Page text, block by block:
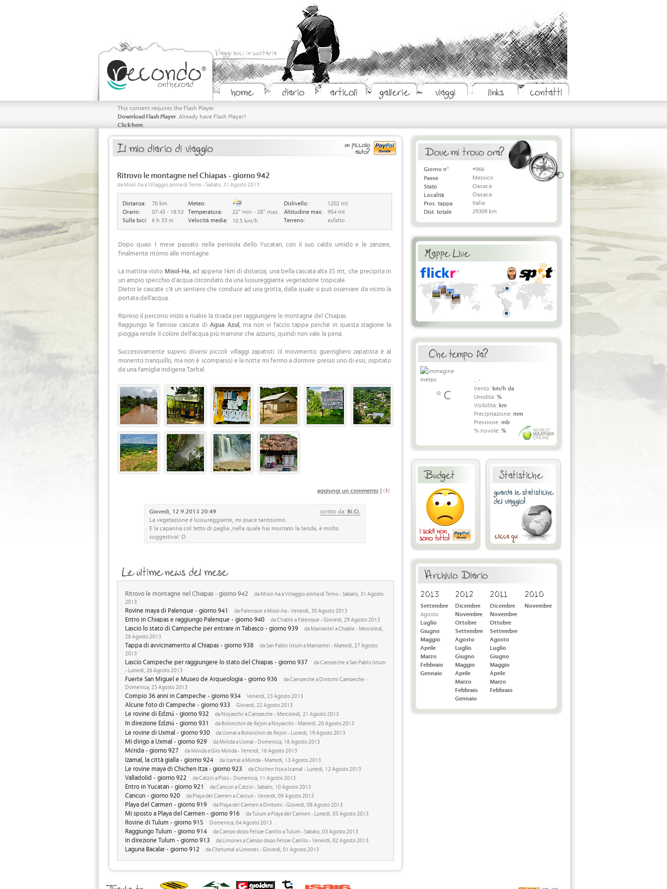
Viaggi bici in solitaria
This content requires the Flash Player.
Download Flash Player. Already have Flash Player?
Click here.
Ritrovo le montagne nel Chiapas - giorno 942
da Misol-ha a Villaggio prima di Temo - Sabato, 31 Agosto 2013
Distanza:
Orario:
Sulla bici:
70 km
07:45 - 18:53
6 h 33 m
Meteo:
Temperatura:
Velocità media:
22° min - 28° max.
10.5 km/h
Dislivello:
Altitudine max:
Terreno:
1202 mt
954 mt
asfalto
Dopo quasi 1 mese passato nella penisola dello Yucatan, con il suo caldo umido e le zanzare,
finalmente ritorno alle montagne.
La mattina visito Misol-Ha , ad appena 1km di distanza, una bella cascata alta 35 mt, che precipita in
un ampio specchio d'acqua circondato da una lussureggiante vegetazione tropicale.
Dietro le cascate c'è un sentiero che conduce ad una grotta, dalla quale si può osservare da vicino la
portata dell'acqua.
Ripreso il percorso inizio a risalire la strada per raggiungere le montagne del Chiapas.
Raggiungo le famose cascate di Agua Azul, ma non vi faccio tappa perchè in questa stagione la
pioggia rende il colore dell'acqua più marrone che azzurro, quindi non vale la pena.
Successivamente supero diversi piccoli villaggi zapatisti (il movimento guerrigliero zapatista è al
monento tranquillo, ma non è scomparso) e la notte mi fermo a dormire presso uno di essi, ospitato
da una famiglia indigena Tzeltal.
aggiungi un commento | (1)
Giovedi, 12.9.2013 20:49 scritto da: Bi.Ci.
La vegetazione è lussureggiante, mi piace tantissimo.
E la capanna col tetto di paglia ,nella quale hai montato la tenda, è molto
suggestiva! :D
Ritrovo le montagne nel Chiapas - giorno 942
da Misol-ha a Villaggio prima di Temo - Sabato, 31 Agosto
2013
Rovine maya di Palenque - giorno 941 da Palenque a Misol-ha - Venerdi, 30 Agosto 2013
Entro in Chiapas e raggiungo Palenque - giorno 940 da Chable a Palenque - Giovedi, 29 Agosto 2013
Lascio lo stato di Campeche per entrare in Tabasco - giorno 939
da Mamantel a Chable - Mercoledi,
28 Agosto 2013
Tappa di avvicinamento al Chiapas - giorno 938
da San Pablo Ixtum a Mamantel - Martedi, 27 Agosto
2013
Lascio Campeche per raggiungere lo stato del Chiapas - giorno 937
da Campeche a San Pablo Ixtum
- Lunedi, 26 Agosto 2013
Fuerte San Miguel e Museo de Arqueologia - giorno 936
da Campeche a Dintorni Campeche -
Domenica, 25 Agosto 2013
Compio 36 anni in Campeche - giorno 934 Venerdi, 23 Agosto 2013
Alcune foto di Campeche - giorno 933 Giovedi, 22 Agosto 2013
Le rovine di Edzná - giorno 932 da Noyaxché a Campeche - Mercoledi, 21 Agosto 2013
In direzione Edzná - giorno 931 da Bolonchén de Rejon a Noyaxché - Martedi, 20 Agosto 2013
Le rovine di Uxmal - giorno 930 da Uxmal a Bolonchén de Rejon - Lunedi, 19 Agosto 2013
Mi dirigo a Uxmal - giorno 929 da Mérida a Uxmal - Domenica, 18 Agosto 2013
Mérida - giorno 927 da Mérida a Giro Mérida - Venerdi, 16 Agosto 2013
Izamal, la città gialla - giorno 924 da Izamal a Mérida - Martedi, 13 Agosto 2013
Le rovine maya di Chichen Itza - giorno 923 da Chichen Itza a Izamal - Lunedi, 12 Agosto 2013
Valladolid - giorno 922 da Catzin a Pisté - Domenica, 11 Agosto 2013
Entro in Yucatan - giorno 921 da Cancun a Catzin - Sabato, 10 Agosto 2013
Cancun - giorno 920 da Playa del Carmen a Cancun - Venerdi, 09 Agosto 2013
Playa del Carmen - giorno 919 da Playa del Carmen a Dintorni - Giovedi, 08 Agosto 2013
Mi sposto a Playa del Carmen - giorno 916 da Tulum a Playa del Carmen - Lunedi, 05 Agosto 2013
Rovine di Tulum - giorno 915 Domenica, 04 Agosto 2013
Raggiungo Tulum - giorno 914 da Campo dopo Felipe Carrillo a Tulum - Sabato, 03 Agosto 2013
In direzione Tulum - giorno 913 da Limones a Campo dopo Felipe Carrillo - Venerdi, 02 Agosto 2013
Laguna Bacalar - giorno 912 da Chetumal a Limones - Giovedi, 01 Agosto 2013
Giorno n°
Paese
Stato
Località
Pros. tappa
Dist. totale
#966
Messico
Oaxaca
Oaxaca
Italia
29309 km
° C
.. -
Vento: km/h da
Umidità: %
Visibilità: km
Precipitazione: mm
Pressione: mb
% nuvole: %
2013
Settembre
Agosto
Luglio
Giugno
Maggio
Aprile
Marzo
Febbraio
Gennaio
2012
Dicembre
Novembre
Ottobre
Settembre
Agosto
Luglio
Giugno
Maggio
Aprile
Marzo
Febbraio
Gennaio
2011
Dicembre
Novembre
Ottobre
Settembre
Agosto
Luglio
Giugno
Maggio
Aprile
Marzo
Febbraio
2010
Novembre